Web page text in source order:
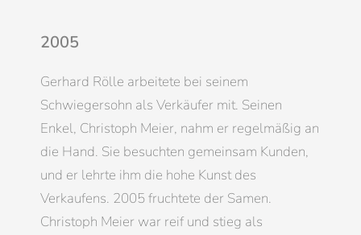
2005
Gerhard Rölle arbeitete bei seinem
Schwiegersohn als Verkäufer mit. Seinen
Enkel, Christoph Meier, nahm er regelmäßig an
die Hand. Sie besuchten gemeinsam Kunden,
und er lehrte ihm die hohe Kunst des
Verkaufens. 2005 fruchtete der Samen.
Christoph Meier war reif und stieg als